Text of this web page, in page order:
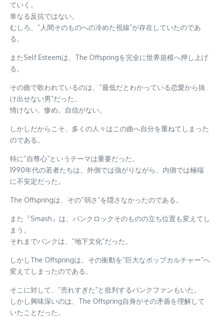
ていく。
単なる反抗ではない。
むしろ、“人間そのものへの冷めた視線”が存在していたのであ
る。
またSelf Esteemは、The Offspringを完全に世界規模へ押し上げ
る。
その曲で歌われているのは、“最低だとわかっている恋愛から抜
け出せない男”だった。
情けない。惨め。自信がない。
しかしだからこそ、多くの人々はこの曲へ自分を重ねてしまった
のである。
特に“自尊心”というテーマは重要だった。
1990年代の若者たちは、外側では強がりながら、内側では極端
に不安定だった。
The Offspringは、その“弱さ”を隠さなかったのである。
また『Smash』は、パンクロックそのものの立ち位置も変えてし
まう。
それまでパンクは、“地下文化”だった。
しかしThe Offspringは、その衝動を“巨大なポップカルチャー”へ
変えてしまったのである。
そこに対して、“売れすぎた”と批判するパンクファンもいた。
しかし興味深いのは、The Offspring自身がその矛盾を理解して
いたことだった。